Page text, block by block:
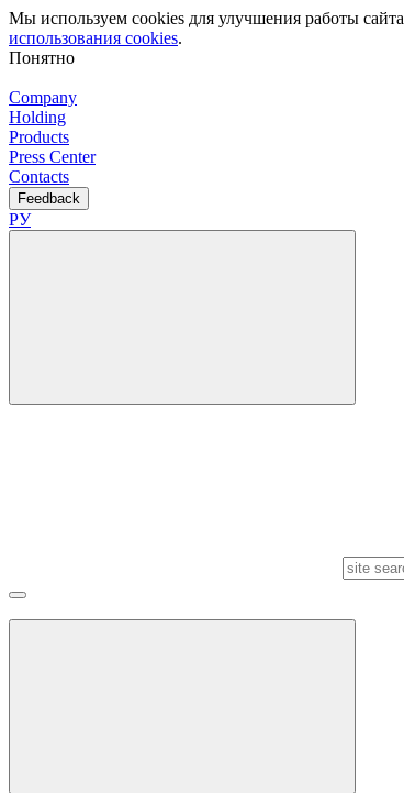
Мы используем cookies для улучшения работы
использования cookies.
Понятно
Company
Holding
Products
Press Center
Contacts
Feedback
РУ